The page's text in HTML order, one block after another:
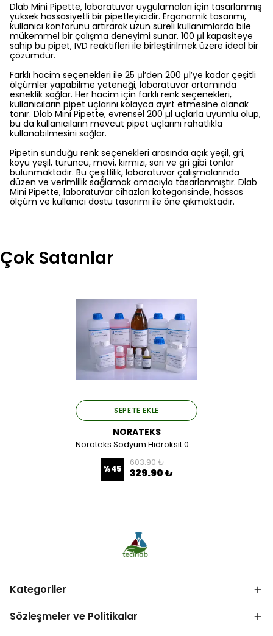
Dlab Mini Pipette, laboratuvar uygulamaları için tasarlanmış
yüksek hassasiyetli bir pipetleyicidir. Ergonomik tasarımı,
kullanıcı konforunu artırarak uzun süreli kullanımlarda bile
mükemmel bir çalışma deneyimi sunar. 100 μl kapasiteye
sahip bu pipet, IVD reaktifleri ile birleştirilmek üzere ideal bir
çözümdür.
Farklı hacim seçenekleri ile 25 μl’den 200 μl’ye kadar çeşitli
ölçümler yapabilme yeteneği, laboratuvar ortamında
esneklik sağlar. Her hacim için farklı renk seçenekleri,
kullanıcıların pipet uçlarını kolayca ayırt etmesine olanak
tanır. Dlab Mini Pipette, evrensel 200 µl uçlarla uyumlu olup,
bu da kullanıcıların mevcut pipet uçlarını rahatlıkla
kullanabilmesini sağlar.
Pipetin sunduğu renk seçenekleri arasında açık yeşil, gri,
koyu yeşil, turuncu, mavi, kırmızı, sarı ve gri gibi tonlar
bulunmaktadır. Bu çeşitlilik, laboratuvar çalışmalarında
düzen ve verimlilik sağlamak amacıyla tasarlanmıştır. Dlab
Mini Pipette, laboratuvar cihazları kategorisinde, hassas
ölçüm ve kullanıcı dostu tasarımı ile öne çıkmaktadır.
Çok Satanlar
SEPETE EKLE
NORATEKS
Norateks Sodyum Hidroksit 0.1N 1 LT.
%45
603.90 ₺
329.90 ₺
Kategoriler
Sözleşmeler ve Politikalar